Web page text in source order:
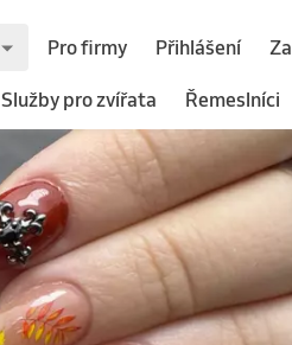
Pro firmy Přihlášení
Služby pro zvířata Řemeslníci